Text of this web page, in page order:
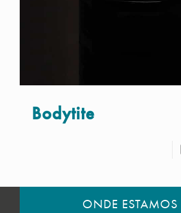
Bodytite
ONDE ESTAMOS